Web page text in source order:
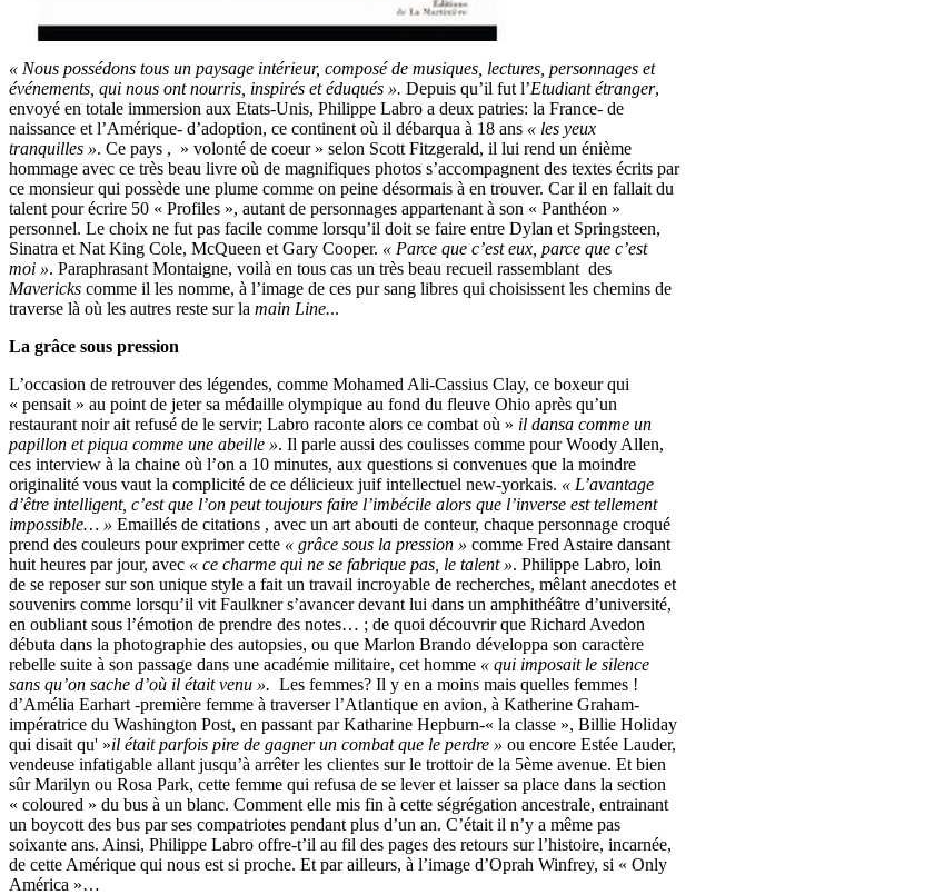
« Nous possédons tous un paysage intérieur, composé de musiques, lectures, personnages et
événements, qui nous ont nourris, inspirés et éduqués ». Depuis qu’il fut l’Etudiant étranger,
envoyé en totale immersion aux Etats-Unis, Philippe Labro a deux patries: la France- de
naissance et l’Amérique- d’adoption, ce continent où il débarqua à 18 ans « les yeux
tranquilles ». Ce pays , » volonté de coeur » selon Scott Fitzgerald, il lui rend un énième
hommage avec ce très beau livre où de magnifiques photos s’accompagnent des textes écrits par
ce monsieur qui possède une plume comme on peine désormais à en trouver. Car il en fallait du
talent pour écrire 50 « Profiles », autant de personnages appartenant à son « Panthéon »
personnel. Le choix ne fut pas facile comme lorsqu’il doit se faire entre Dylan et Springsteen,
Sinatra et Nat King Cole, McQueen et Gary Cooper. « Parce que c’est eux, parce que c’est
moi ». Paraphrasant Montaigne, voilà en tous cas un très beau recueil rassemblant des
Mavericks comme il les nomme, à l’image de ces pur sang libres qui choisissent les chemins de
traverse là où les autres reste sur la main Line...
La grâce sous pression
L’occasion de retrouver des légendes, comme Mohamed Ali-Cassius Clay, ce boxeur qui
« pensait » au point de jeter sa médaille olympique au fond du fleuve Ohio après qu’un
restaurant noir ait refusé de le servir; Labro raconte alors ce combat où » il dansa comme un
papillon et piqua comme une abeille ». Il parle aussi des coulisses comme pour Woody Allen,
ces interview à la chaine où l’on a 10 minutes, aux questions si convenues que la moindre
originalité vous vaut la complicité de ce délicieux juif intellectuel new-yorkais. « L’avantage
d’être intelligent, c’est que l’on peut toujours faire l’imbécile alors que l’inverse est tellement
impossible… » Emaillés de citations , avec un art abouti de conteur, chaque personnage croqué
prend des couleurs pour exprimer cette « grâce sous la pression » comme Fred Astaire dansant
huit heures par jour, avec « ce charme qui ne se fabrique pas, le talent ». Philippe Labro, loin
de se reposer sur son unique style a fait un travail incroyable de recherches, mêlant anecdotes et
souvenirs comme lorsqu’il vit Faulkner s’avancer devant lui dans un amphithéâtre d’université,
en oubliant sous l’émotion de prendre des notes… ; de quoi découvrir que Richard Avedon
débuta dans la photographie des autopsies, ou que Marlon Brando développa son caractère
rebelle suite à son passage dans une académie militaire, cet homme « qui imposait le silence
sans qu’on sache d’où il était venu ». Les femmes? Il y en a moins mais quelles femmes !
d’Amélia Earhart -première femme à traverser l’Atlantique en avion, à Katherine Graham-
impératrice du Washington Post, en passant par Katharine Hepburn-« la classe », Billie Holiday
qui disait qu' »il était parfois pire de gagner un combat que le perdre » ou encore Estée Lauder,
vendeuse infatigable allant jusqu’à arrêter les clientes sur le trottoir de la 5ème avenue. Et bien
sûr Marilyn ou Rosa Park, cette femme qui refusa de se lever et laisser sa place dans la section
« coloured » du bus à un blanc. Comment elle mis fin à cette ségrégation ancestrale, entrainant
un boycott des bus par ses compatriotes pendant plus d’un an. C’était il n’y a même pas
soixante ans. Ainsi, Philippe Labro offre-t’il au fil des pages des retours sur l’histoire, incarnée,
de cette Amérique qui nous est si proche. Et par ailleurs, à l’image d’Oprah Winfrey, si « Only
América »…